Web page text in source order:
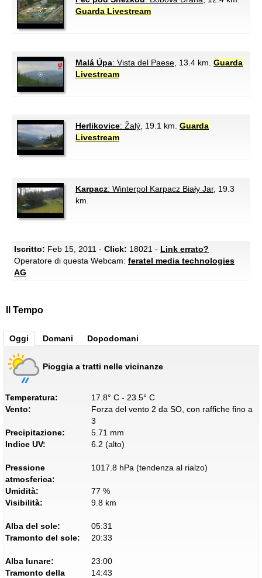
Guarda Livestream
Malá Úpa: Vista del Paese , 13.4 km. Guarda
Livestream
Herlikovice: Žalý , 19.1 km. Guarda
Livestream
Karpacz: Winterpol Karpacz Biały Jar, 19.3
km.
Iscritto: Feb 15, 2011 - Click: 18021 - Link errato?
Operatore di questa Webcam: feratel media technologies
AG
Il Tempo
Oggi Domani Dopodomani
Pioggia a tratti nelle vicinanze
Temperatura:
17.8° C - 23.5° C
Vento:
Forza del vento 2 da SO, con raffiche fino a
3
Precipitazione:
5.71 mm
Indice UV:
6.2 (alto)
Pressione
atmosferica:
1017.8 hPa (tendenza al rialzo)
Umidità:
77 %
Visibilità:
9.8 km
Alba del sole:
05:31
Tramonto del sole:
20:33
Alba lunare:
23:00
Tramonto della
14:43